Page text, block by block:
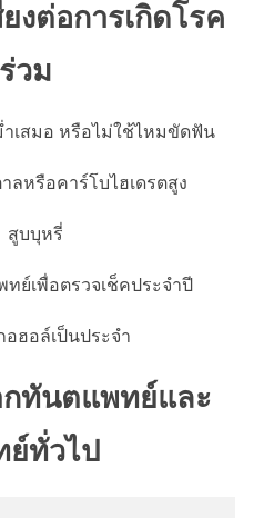
งต่อการเกิดโรค
ร่วม
เสมอ หรือไม่ใช้ไหมขัดฟัน
ลหรือคาร์โบไฮเดรตสูง
สูบบุหรี่
ย์เพื่อตรวจเช็คประจำปี
ฮอล์เป็นประจำ
ทันตแพทย์และ
ย์ทั่วไป